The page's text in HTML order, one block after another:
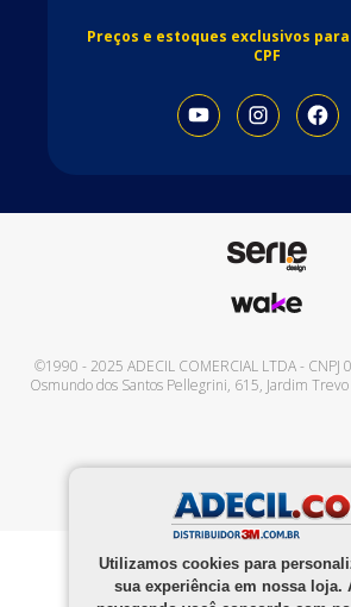
Utilizamos cookies para
sua experiência em nossa loja.
Preços e estoques exclusivos
CPF
©1990 - 2025 ADECIL COMERCIAL LTDA- CNPJ
Osmundo dos Santos Pellegrini, 615, Jardim Trevo